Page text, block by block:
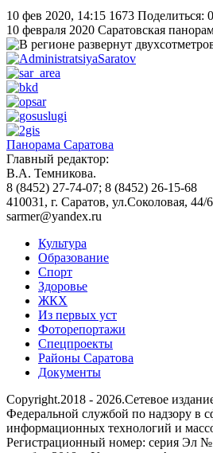
10 фев 2020, 14:15 1673 Поделиться: 0
10 февраля 2020 Саратовская
Панорама Саратова
Главный редактор:
В.А. Темникова.
8 (8452) 27-74-07; 8 (8452) 26-15-68
410031, г. Саратов, ул.Соколовая, 44/
sarmer@yandex.ru
Культура
Образование
Спорт
Здоровье
ЖКХ
Из пеpвых уст
Фоторепортажи
Спецпроекты
Районы Саратова
Документы
Copyright.2018 - 2026.Сетевое
Федеральной службой по надзору в
информационных технологий и
Регистрационный номер: серия Эл